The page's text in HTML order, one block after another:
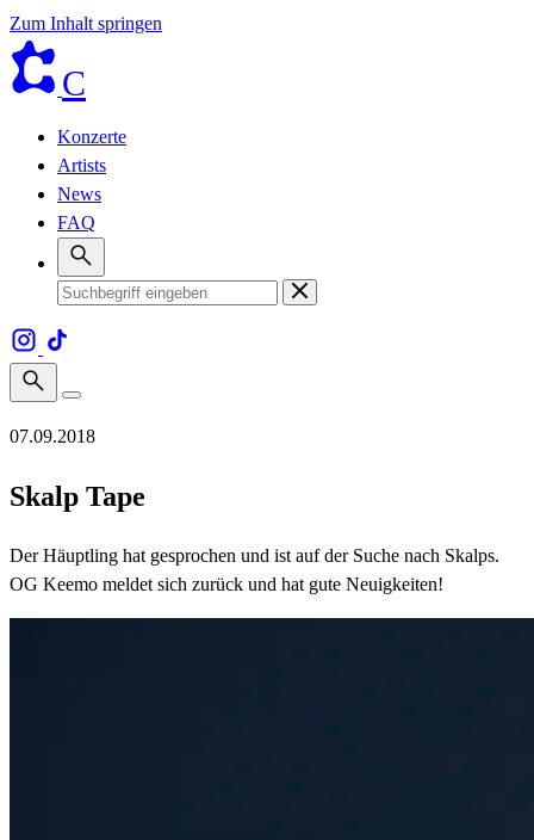
Zum Inhalt springen
C
Konzerte
Artists
News
FAQ
07.09.2018
Skalp Tape
Der Häuptling hat gesprochen und ist auf der Suche nach Skalps.
OG Keemo meldet sich zurück und hat gute Neuigkeiten!